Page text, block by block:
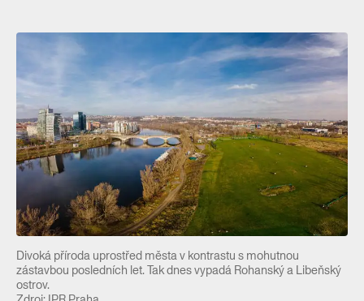
Divoká příroda uprostřed města v kontrastu s mohutnou
zástavbou posledních let. Tak dnes vypadá Rohanský a Libeňský
ostrov.